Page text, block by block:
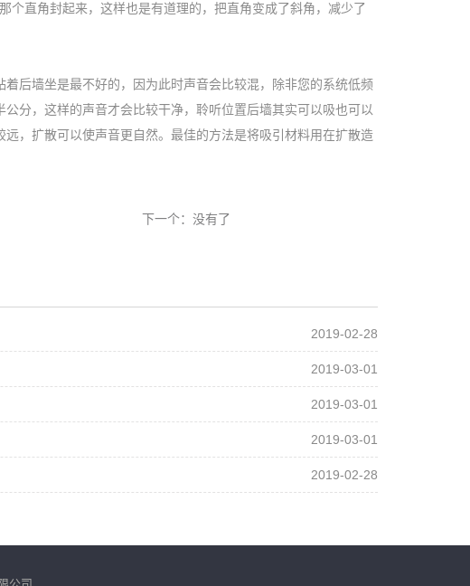
个直角封起来，这样也是有道理的，把直角变成了斜角，减少了
后墙坐是最不好的，因为此时声音会比较混，除非您的系统低频
分，这样的声音才会比较干净，聆听位置后墙其实可以吸也可以
，扩散可以使声音更自然。最佳的方法是将吸引材料用在扩散造
下一个：没有了
2019-02-28
2019-03-01
2019-03-01
2019-03-01
2019-02-28